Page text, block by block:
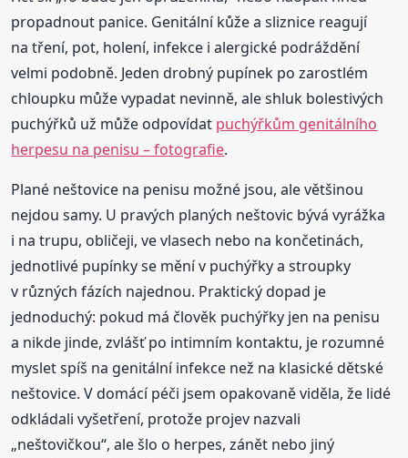
propadnout panice. Genitální kůže a sliznice reagují
na tření, pot, holení, infekce i alergické podráždění
velmi podobně. Jeden drobný pupínek po zarostlém
chloupku může vypadat nevinně, ale shluk bolestivých
puchýřků už může odpovídat puchýřkům genitálního
herpesu na penisu – fotografie.
Plané neštovice na penisu možné jsou, ale většinou
nejdou samy. U pravých planých neštovic bývá vyrážka
i na trupu, obličeji, ve vlasech nebo na končetinách,
jednotlivé pupínky se mění v puchýřky a stroupky
v různých fázích najednou. Praktický dopad je
jednoduchý: pokud má člověk puchýřky jen na penisu
a nikde jinde, zvlášť po intimním kontaktu, je rozumné
myslet spíš na genitální infekce než na klasické dětské
neštovice. V domácí péči jsem opakovaně viděla, že lidé
odkládali vyšetření, protože projev nazvali
„neštovičkou“, ale šlo o herpes, zánět nebo jiný